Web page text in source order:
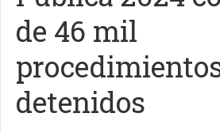
de 46 mil
detenidos